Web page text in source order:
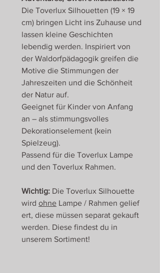
Die Toverlux Silhouetten (19 × 19
cm) bringen Licht ins Zuhause und
lassen kleine Geschichten
lebendig werden. Inspiriert von
der Waldorfpädagogik greifen die
Motive die Stimmungen der
Jahreszeiten und die Schönheit
der Natur auf.
Geeignet für Kinder von Anfang
an – als stimmungsvolles
Dekorationselement (kein
Spielzeug).
Passend für die Toverlux Lampe
und den Toverlux Rahmen.
Wichtig: Die Toverlux Silhouette
wird ohne Lampe / Rahmen gelief
ert, diese müssen separat gekauft
werden. Diese findest du in
unserem Sortiment!